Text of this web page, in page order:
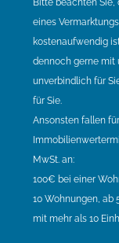
Bitte beachten
eines
kostenaufwendig
dennoch gerne mit
unverbindlich für
für Sie.
Ansonsten fallen
MwSt. an:
100€ bei einer
10 Wohnungen,
mit mehr als 10